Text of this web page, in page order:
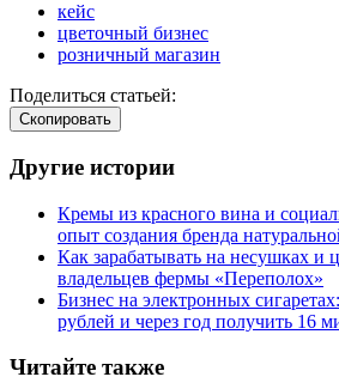
кейс
цветочный бизнес
розничный магазин
Поделиться статьей:
Cкопировать
Другие истории
Кремы из красного вина и
опыт создания бренда
Как зарабатывать на несушках и
владельцев фермы «Переполох»
Бизнес на электронных
рублей и через год получить 16
Читайте также